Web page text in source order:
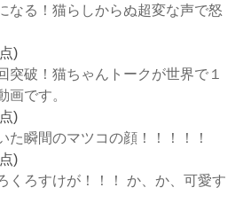
なる！猫らしからぬ超変な声で怒
)
突破！猫ちゃんトークが世界で１
画です。
)
た瞬間のマツコの顔！！！！！
)
くろすけが！！！ か、か、可愛す